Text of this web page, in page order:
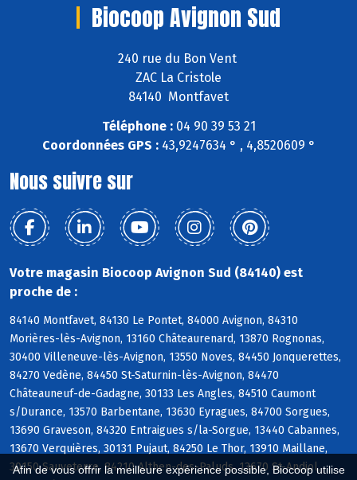
Afin de vous offrir la meilleure expérience possible, Biocoop utilise
Biocoop Avignon Sud
240 rue du Bon Vent
ZAC La Cristole
84140 Montfavet
Téléphone :04 90 39 53 21
Coordonnées GPS :43,9247634 ° , 4,8520609 °
Nous suivre sur
Votre magasin Biocoop Avignon Sud (84140) est
proche de :
84140 Montfavet, 84130 Le Pontet, 84000 Avignon, 84310
Morières-lès-Avignon, 13160 Châteaurenard, 13870 Rognonas,
30400 Villeneuve-lès-Avignon, 13550 Noves, 84450 Jonquerettes,
84270 Vedène, 84450 St-Saturnin-lès-Avignon, 84470
Châteauneuf-de-Gadagne, 30133 Les Angles, 84510 Caumont
s/Durance, 13570 Barbentane, 13630 Eyragues, 84700 Sorgues,
13690 Graveson, 84320 Entraigues s/la-Sorgue, 13440 Cabannes,
13670 Verquières, 30131 Pujaut, 84250 Le Thor, 13910 Maillane,
30150 Sauveterre, 84210 Althen-des-Paluds, 13670 St-Andiol,